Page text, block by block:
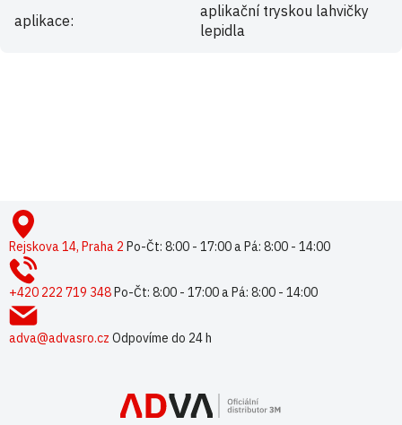
aplikace:
aplikační tryskou lahvičky
lepidla
pRejskova 14, Praha 2 Po-Čt: 8:00 - 17:00 a Pá: 8:00 - 14:00
+420 222 719 348Po-Čt: 8:00 - 17:00 a Pá: 8:00 - 14:00
adva@advasro.cz Odpovíme do 24 h